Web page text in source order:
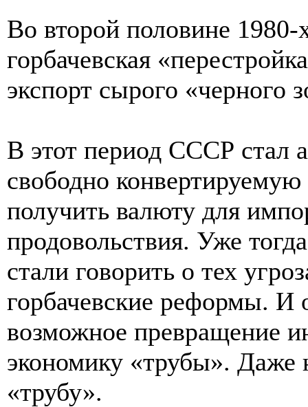
Во второй половине 1980-
горбачевская
экспорт сырого «черного
В этот период СССР стал
свободно
получить валюту для
продовольствия. Уже
стали говорить о тех
горбачевские реформы. И
возможное превращение
экономику «трубы». Даже
«трубу».